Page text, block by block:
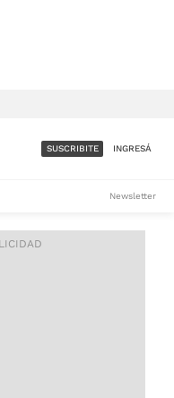
- $1.800/MES
SUSCRIBITE INGRESÁ
Newsletter